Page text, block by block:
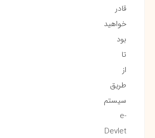
قادر
خواهید
بود
تا
از
طریق
سیستم
e-
Devlet